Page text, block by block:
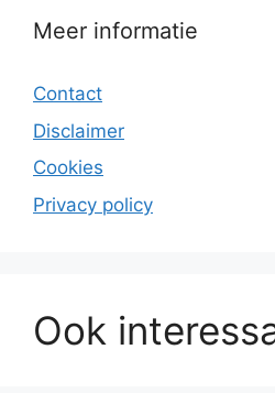
Meer informatie
Contact
Disclaimer
Cookies
Privacy policy
Ook